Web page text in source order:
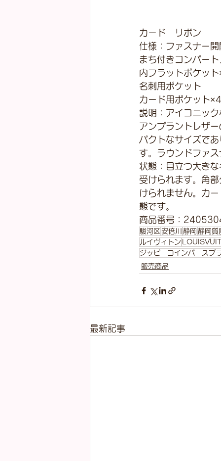
カード　リボン
仕様：ファスナー開
まち付きコンパー
内フラットポケッ
名刺用ポケット
カード用ポケット×4
説明：アイコニッ
アンプラントレザ
パクトなサイズで
す。ラウンドファ
状態：目立つ大き
受けられます。角
けられません。カ
態です。
商品番号：
駿河区 安倍川 静岡 静岡質
ルイヴィトン
ジッピーコインパースブ
販売商品
最新記事